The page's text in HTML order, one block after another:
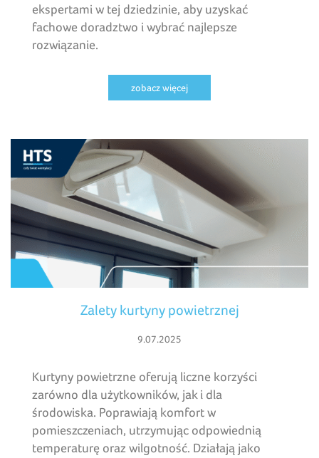
ekspertami w tej dziedzinie, aby uzyskać
fachowe doradztwo i wybrać najlepsze
rozwiązanie.
zobacz więcej
Zalety kurtyny powietrznej
9.07.2025
Kurtyny powietrzne oferują liczne korzyści
zarówno dla użytkowników, jak i dla
środowiska. Poprawiają komfort w
pomieszczeniach, utrzymując odpowiednią
temperaturę oraz wilgotność. Działają jako